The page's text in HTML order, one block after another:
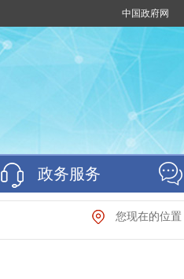
中国政府网
政务服务
您现在的位置